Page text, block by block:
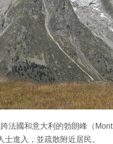
法國和意大利的勃朗峰（Mont
進入，並疏散附近居民。